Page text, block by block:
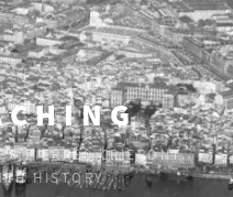
PIERRES CRIERONT.
HISTORY